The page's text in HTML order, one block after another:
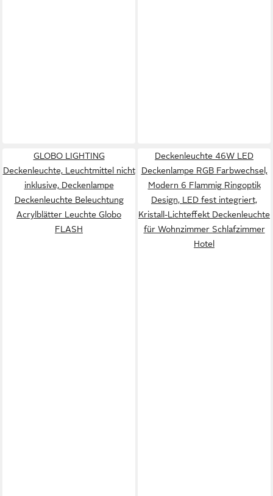
GLOBO LIGHTING
Deckenleuchte, Leuchtmittel nicht
inklusive, Deckenlampe
Deckenleuchte Beleuchtung
Acrylblätter Leuchte Globo
FLASH
Deckenleuchte 46W LED
Deckenlampe RGB Farbwechsel,
Modern 6 Flammig Ringoptik
Design, LED fest integriert,
Kristall-Lichteffekt Deckenleuchte
für Wohnzimmer Schlafzimmer
Hotel